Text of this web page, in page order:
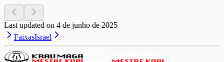
Last updated on 4 de junho de 2025
FaixasIsrael